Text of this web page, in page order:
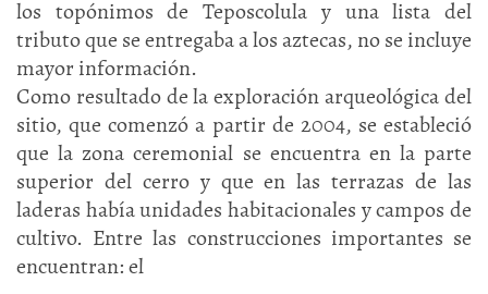
los topónimos de Teposcolula y una lista del
tributo que se entregaba a los aztecas, no se incluye
mayor información.
Como resultado de la exploración arqueológica del
sitio, que comenzó a partir de 2004, se estableció
que la zona ceremonial se encuentra en la parte
superior del cerro y que en las terrazas de las
laderas había unidades habitacionales y campos de
cultivo. Entre las construcciones importantes se
encuentran: el